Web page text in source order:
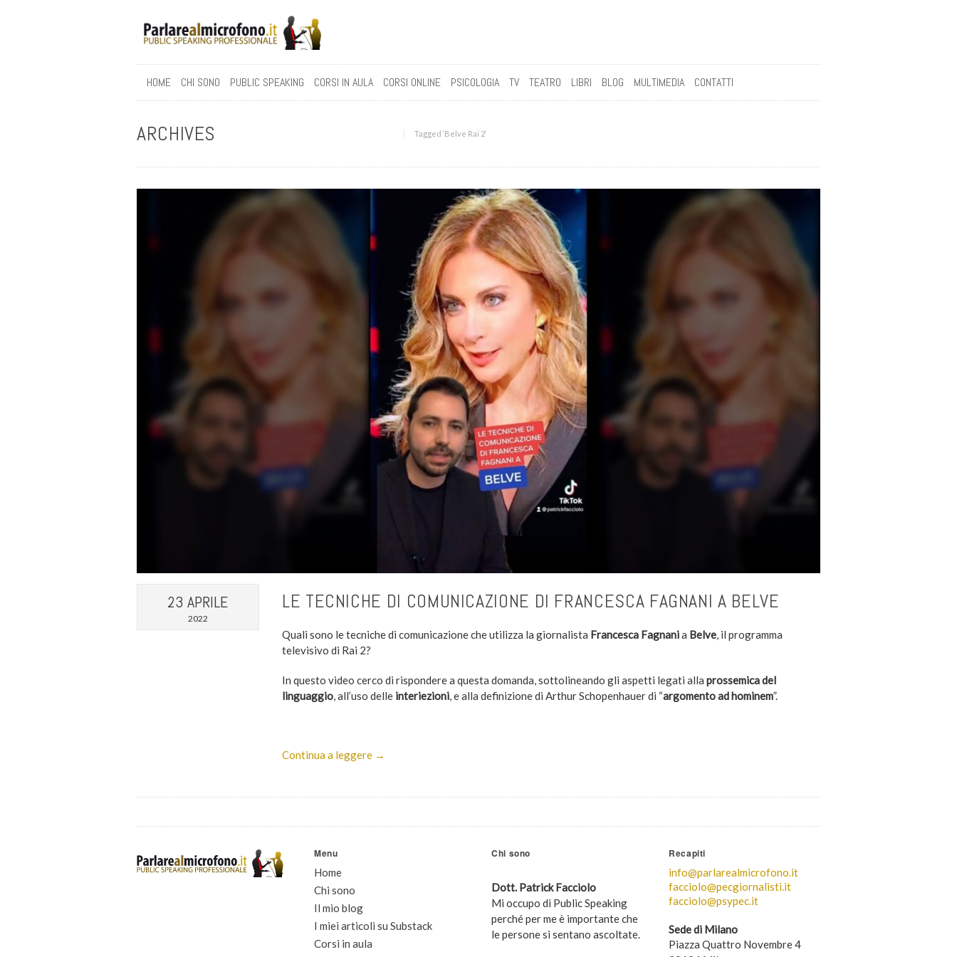
HOME CHI SONO PUBLIC SPEAKING CORSI IN AULA CORSI ONLINE PSICOLOGIA TV TEATRO LIBRI BLOG MULTIMEDIA CONTATTI
ARCHIVES Tagged ‘Belve Rai 2‘
23 APRILE
2022
LE TECNICHE DI COMUNICAZIONE DI FRANCESCA FAGNANI A BELVE
Quali sono le tecniche di comunicazione che utilizza la giornalista Francesca Fagnania Belve, il programma
televisivo di Rai 2?
In questo video cerco di rispondere a questa domanda, sottolineando gli aspetti legati alla prossemica del
linguaggio, all’uso delle interiezioni, e alla definizione di Arthur Schopenhauer di “argomento ad hominem”.
Continua a leggere →
Menu
Home
Chi sono
Il mio blog
I miei articoli su Substack
Corsi in aula
Chi sono
Dott. Patrick Facciolo
Mi occupo di Public Speaking
perché per me è importante che
le persone si sentano ascoltate.
Recapiti
info@parlarealmicrofono.it
facciolo@pecgiornalisti.it
facciolo@psypec.it
Sede di Milano
Piazza Quattro Novembre 4